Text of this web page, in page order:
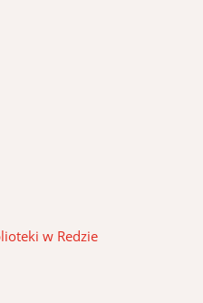
w Redzie